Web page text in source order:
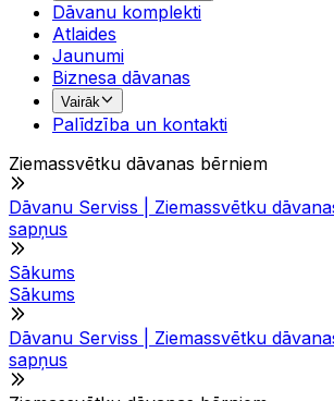
Dāvanu komplekti
Atlaides
Jaunumi
Biznesa dāvanas
Vairāk
Palīdzība un kontakti
Ziemassvētku dāvanas bērniem
Dāvanu Serviss | Ziemassvētku
sapņus
Sākums
Sākums
Dāvanu Serviss | Ziemassvētku
sapņus